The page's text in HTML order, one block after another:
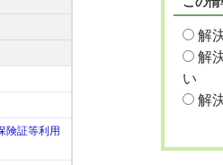
険証等利用
解
解
い
解